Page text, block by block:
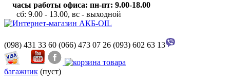
часы работы офиса: пн-пт: 9.00-18.00
сб: 9.00 - 13.00, вс - выходной
(098) 431 33 60 (066) 473 07 26 (093) 602 63 13
багажник (пуст)